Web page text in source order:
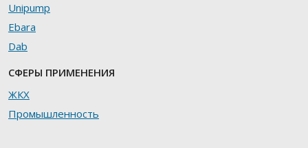
Unipump
Ebara
Dab
СФЕРЫ ПРИМЕНЕНИЯ
ЖКХ
Промышленность